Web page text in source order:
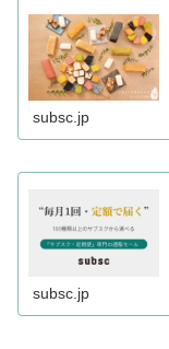
subsc.jp
subsc.jp